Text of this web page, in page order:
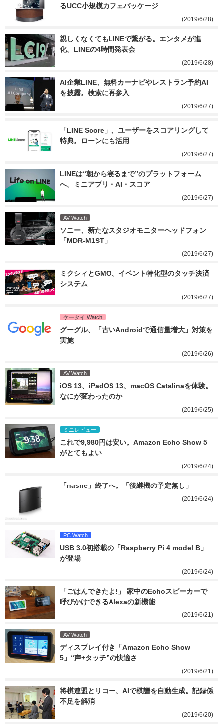
るUCC小規模カフェパッケージ
(2019/6/28)
親しくなくてもLINEで繋がる。エンタメが進
化。LINEの4時間発表会
(2019/6/28)
AI企業LINE、無料カーナビやレストラン予約AI
を披露。検索に再参入
(2019/6/27)
「LINE Score」、ユーザーをスコアリングして
特典。ローンにも活用
(2019/6/27)
LINEは“朝から寝るまで”のプラットフォーム
へ。ミニアプリ・AI・スコア
(2019/6/27)
AV Watch
ソニー、新たなスタジオモニターヘッドフォン
「MDR-M1ST」
(2019/6/27)
ミクシィとGMO、イベント特化型のタッチ決済
システム
(2019/6/27)
ケータイ Watch
グーグル、「古いAndroidで通信量増大」対策を
実施
(2019/6/26)
AV Watch
iOS 13、iPadOS 13、macOS Catalinaを体験。
なにが変わったのか
(2019/6/25)
ミニレビュー
これで9,980円は安い。Amazon Echo Show 5
がとてもよい
(2019/6/24)
「nasne」終了へ。「後継機の予定無し」
(2019/6/24)
PC Watch
USB 3.0初搭載の「Raspberry Pi 4 model B」
が登場
(2019/6/24)
「ごはんできたよ!」 家中のEchoスピーカーで
呼びかけできるAlexaの新機能
(2019/6/21)
AV Watch
ディスプレイ付き「Amazon Echo Show
5」“声+タッチ”の快適さ
(2019/6/21)
将棋連盟とリコー、AIで棋譜を自動生成。記録係
不足を解消
(2019/6/20)